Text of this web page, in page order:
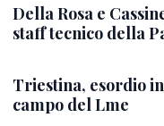
Della Rosa e
staff tecnico della
Triestina, esordio
campo del Lme